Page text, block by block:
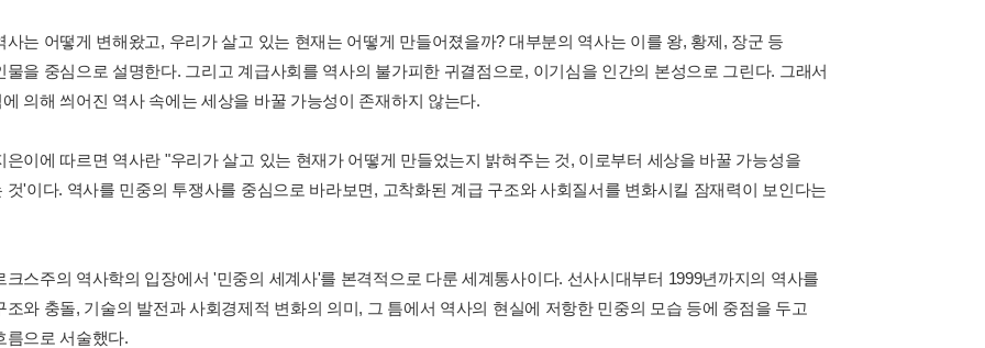
사는 어떻게 변해왔고, 우리가 살고 있는 현재는 어떻게 만들어졌을까? 대부분의 역사는 이를 왕, 황제, 장군 등
물을 중심으로 설명한다. 그리고 계급사회를 역사의 불가피한 귀결점으로, 이기심을 인간의 본성으로 그린다. 그래서
의해 씌어진 역사 속에는 세상을 바꿀 가능성이 존재하지 않는다.
은이에 따르면 역사란 "우리가 살고 있는 현재가 어떻게 만들었는지 밝혀주는 것, 이로부터 세상을 바꿀 가능성을
것'이다. 역사를 민중의 투쟁사를 중심으로 바라보면, 고착화된 계급 구조와 사회질서를 변화시킬 잠재력이 보인다는
크스주의 역사학의 입장에서 '민중의 세계사'를 본격적으로 다룬 세계통사이다. 선사시대부터 1999년까지의 역사를
조와 충돌, 기술의 발전과 사회경제적 변화의 의미, 그 틈에서 역사의 현실에 저항한 민중의 모습 등에 중점을 두고
름으로 서술했다.